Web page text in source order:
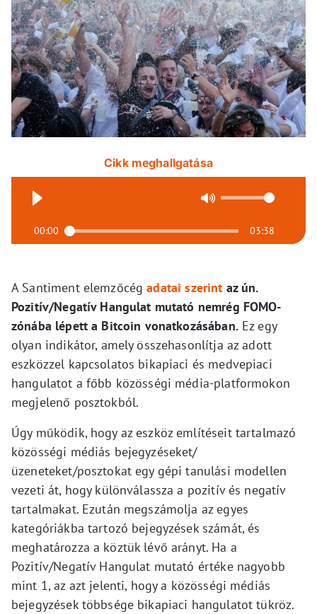
Cikk meghallgatása
00:00 03:38
A Santiment elemzőcégadatai szerint az ún.
Pozitív/Negatív Hangulat mutató nemrég FOMO-
zónába lépett a Bitcoin vonatkozásában.Ez egy
olyan indikátor, amely összehasonlítja az adott
eszközzel kapcsolatos bikapiaci és medvepiaci
hangulatot a főbb közösségi média-platformokon
megjelenő posztokból.
Úgy működik, hogy az eszköz említéseit tartalmazó
közösségi médiás bejegyzéseket/
üzeneteket/posztokat egy gépi tanulási modellen
vezeti át, hogy különválassza a pozitív és negatív
tartalmakat. Ezután megszámolja az egyes
kategóriákba tartozó bejegyzések számát, és
meghatározza a köztük lévő arányt. Ha a
Pozitív/Negatív Hangulat mutató értéke nagyobb
mint 1, az azt jelenti, hogy a közösségi médiás
bejegyzések többsége bikapiaci hangulatot tükröz.